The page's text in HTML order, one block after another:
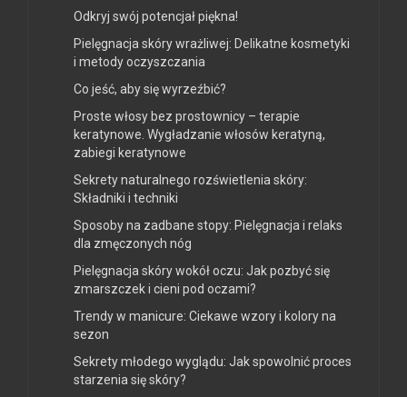
Odkryj swój potencjał piękna!
Pielęgnacja skóry wrażliwej: Delikatne kosmetyki
i metody oczyszczania
Co jeść, aby się wyrzeźbić?
Proste włosy bez prostownicy – terapie
keratynowe. Wygładzanie włosów keratyną,
zabiegi keratynowe
Sekrety naturalnego rozświetlenia skóry:
Składniki i techniki
Sposoby na zadbane stopy: Pielęgnacja i relaks
dla zmęczonych nóg
Pielęgnacja skóry wokół oczu: Jak pozbyć się
zmarszczek i cieni pod oczami?
Trendy w manicure: Ciekawe wzory i kolory na
sezon
Sekrety młodego wyglądu: Jak spowolnić proces
starzenia się skóry?